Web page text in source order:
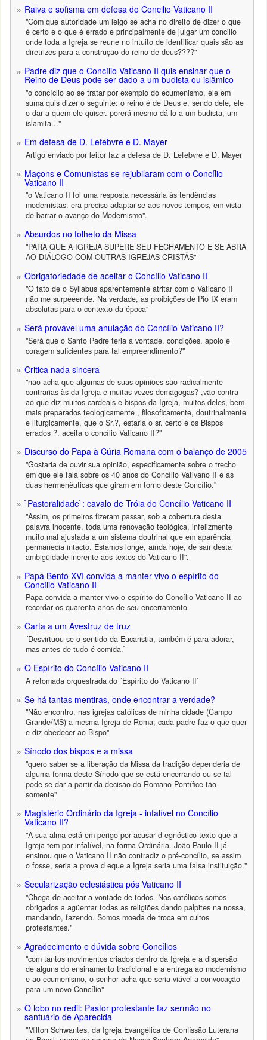
Raiva e sofisma em defesa do Concilio Vaticano II
"Com que autoridade um leigo se acha no direito de dizer o que
é certo e o que é errado e principalmente de julgar um concilio
onde toda a Igreja se reune no intuito de identificar quais são as
diretrizes para a construção do reino de deus????"
Padre diz que o Concílio Vaticano II quis ensinar que o
Reino de Deus pode ser dado a um budista ou islâmico
"o concíclio ao se tratar por exemplo do ecumenismo, ele em
suma quis dizer o seguinte: o reino é de Deus e, sendo dele, ele
o dar a quem ele quiser. porerá mesmo dá-lo a um budista, um
islamita..."
Em defesa de D. Lefebvre e D. Mayer
Artigo enviado por leitor faz a defesa de D. Lefebvre e D. Mayer
Maçons e Comunistas se rejubilaram com o Concílio
Vaticano II
"o Vaticano II foi uma resposta necessária às tendências
modernistas: era preciso adaptar-se aos novos tempos, em vista
de barrar o avanço do Modernismo".
Absurdos no folheto da Missa
"PARA QUE A IGREJA SUPERE SEU FECHAMENTO E SE ABRA
AO DIÁLOGO COM OUTRAS IGREJAS CRISTÃS"
Obrigatoriedade de aceitar o Concílio Vaticano II
"O fato de o Syllabus aparentemente atritar com o Vaticano II
não me surpeeende. Na verdade, as proibições de Pio IX eram
absolutas para o contexto da época"
Será provável uma anulação do Concílio Vaticano II?
"Será que o Santo Padre teria a vontade, condições, apoio e
coragem suficientes para tal empreendimento?"
Critica nada sincera
"não acha que algumas de suas opiniões são radicalmente
contrarias às da Igreja e muitas vezes demagogas? ,vão contra
ao que diz muitos cardeais e bispos da Igreja, muitos deles, bem
mais preparados teologicamente , filosoficamente, doutrinalmente
e liturgicamente, que o Sr.?, estaria o sr. certo e os Bispos
errados ?, aceita o concílio Vaticano II?"
Discurso do Papa à Cúria Romana com o balanço de 2005
"Gostaria de ouvir sua opinião, especificamente sobre o trecho
em que ele fala sobre os 40 anos do Concílio Vativano II e as
duas hermenêuticas que giram em torno deste Concílio."
`Pastoralidade`: cavalo de Tróia do Concílio Vaticano II
"Assim, os primeiros fizeram passar, sob a cobertura desta
palavra inocente, toda uma renovação teológica, infelizmente
muito mal ajustada a um sistema doutrinal que em aparência
permanecia intacto. Estamos longe, ainda hoje, de sair desta
ambigüidade inerente aos textos do Vaticano II".
Papa Bento XVI convida a manter vivo o espírito do
Concílio Vaticano II
Papa convida a manter vivo o espírito do Concílio Vaticano II ao
recordar os quarenta anos de seu encerramento
Carta a um Avestruz de truz
´Desvirtuou-se o sentido da Eucaristia, também é para adorar,
mas antes de tudo é comida.`
O Espírito do Concílio Vaticano II
A retomada orquestrada do ´Espírito do Vaticano II`
Se há tantas mentiras, onde encontrar a verdade?
"Não encontro, nas igrejas católicas de minha cidade (Campo
Grande/MS) a mesma Igreja de Roma; cada padre faz o que quer
e diz obedecer ao Bispo"
Sínodo dos bispos e a missa
"quero saber se a liberação da Missa da tradição dependeria de
alguma forma deste Sínodo que se está encerrando ou se tal
pode se dar a partir da decisão do Romano Pontífice tão
somente"
Magistério Ordinário da Igreja - infalível no Concílio
Vaticano II?
"A sua alma está em perigo por acusar d egnóstico texto que a
Igreja tem por infalível, na forma Ordinária. João Paulo II já
ensinou que o Vaticano II não contradiz o pré-concílio, se assim
o fosse, seria a prova d eque a Igreja seria uma falsa instituição."
Secularização eclesiástica pós Vaticano II
"Chega de aceitar a vontade de todos. Nos católicos somos
obrigados a agüentar todas as religiões dando palpites na nossa,
mandando, fazendo. Somos moeda de troca em cultos
protestantes."
Agradecimento e dúvida sobre Concílios
"com tantos movimentos criados dentro da Igreja e a dispersão
de alguns do ensinamento tradicional e a entrega ao modernismo
e ao ecumenismo, o senhor acha que seria viável a convocação
para um novo Concílio"
O lobo no redil: Pastor protestante faz sermão no
santuário de Aparecida
"Milton Schwantes, da Igreja Evangélica de Confissão Luterana